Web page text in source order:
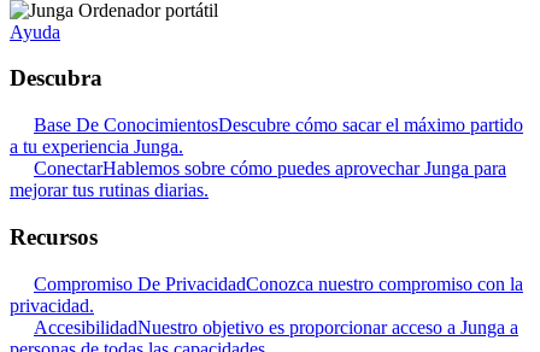
Ayuda
Descubra
Base De ConocimientosDescubre cómo sacar el máximo partido
a tu experiencia Junga.
ConectarHablemos sobre cómo puedes aprovechar Junga para
mejorar tus rutinas diarias.
Recursos
Compromiso De PrivacidadConozca nuestro compromiso con la
privacidad.
AccesibilidadNuestro objetivo es proporcionar acceso a Junga a